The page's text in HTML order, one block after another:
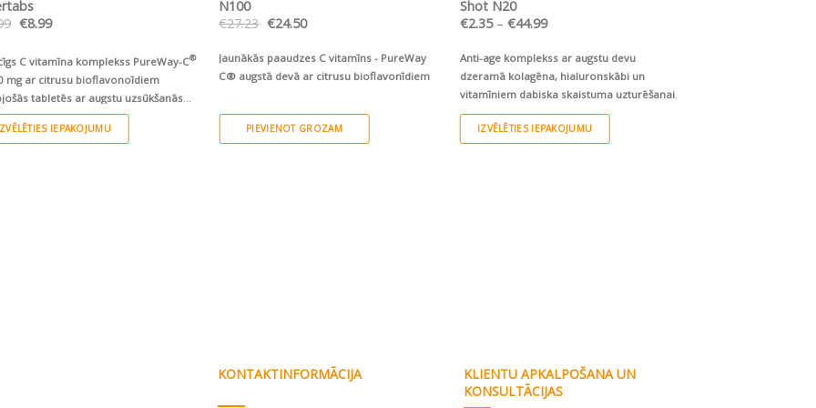
Original
€9.99.
€8.99Current
€8.99.
C vitamīna komplekss PureWay-C®
mg ar citrusu bioflavonoīdiem
tabletēs ar augstu uzsūkšanās
nekairina kuņģi
IEPAKOJUMU
N100
€27.23 Original
€27.23.
€24.50Current
€24.50.
Jaunākās paaudzes C vitamīns - PureWay
C® augstā devā ar citrusu bioflavonīdiem
PIEVIENOT GROZAM
Shot N20
€2.35 – €44.99Price
through
€44.99
Anti-age komplekss ar augstu devu
dzeramā kolagēna, hialuronskābi un
vitamīniem dabiska skaistuma uzturēšanai.
IZVĒLĒTIES IEPAKOJUMU
may
be
KONTAKTINFORMĀCIJA
KLIENTU APKALPOŠANA UN
KONSULTĀCIJAS